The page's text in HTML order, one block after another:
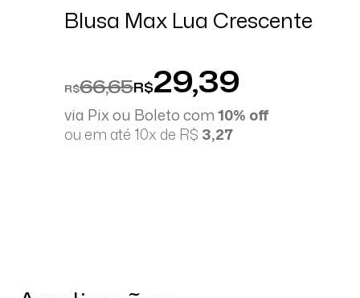
Blusa Max Lua Crescente
R$66,65R$29,39
via Pix ou Boleto com10% off
ou em até 10x de R$ 3,27